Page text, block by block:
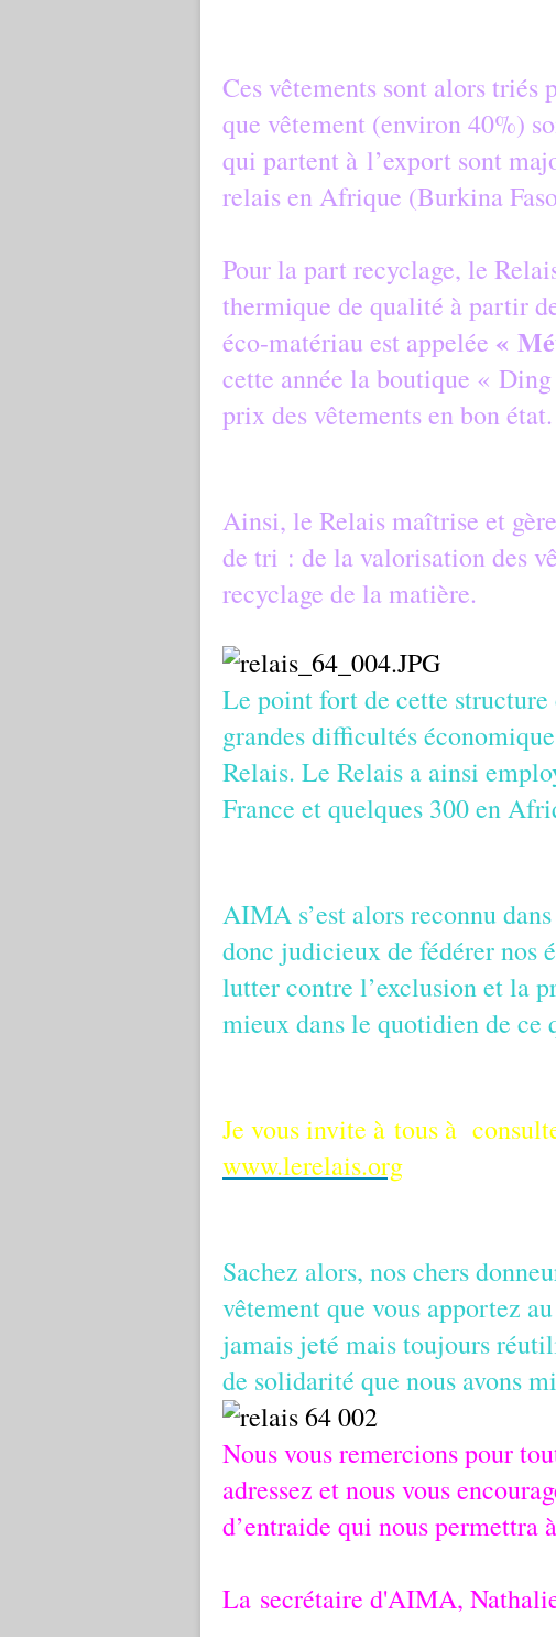
Ces vêtements sont alors
que vêtement (environ 40%)
qui partent à l’export sont
relais en Afrique (Burkina
Pour la part recyclage, le
thermique de qualité à partir
éco-matériau est appelée «
cette année la boutique «
prix des vêtements en bon état.
Ainsi, le Relais maîtrise et
de tri : de la valorisation des
recyclage de la matière.
Le point fort de cette structure
grandes difficultés
Relais. Le Relais a ainsi
France et quelques 300 en
AIMA s’est alors reconnu
donc judicieux de fédérer nos
lutter contre l’exclusion et la
mieux dans le quotidien de ce
Je vous invite à tous à
www.lerelais.org
Sachez alors, nos chers
vêtement que vous apportez
jamais jeté mais toujours
de solidarité que nous avons
Nous vous remercions pour
adressez et nous vous
d’entraide qui nous permettra
La secrétaire d'AIMA,